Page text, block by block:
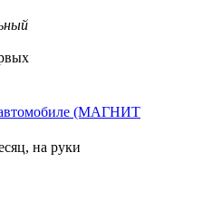
автомобиле (МАГНИТ
на руки